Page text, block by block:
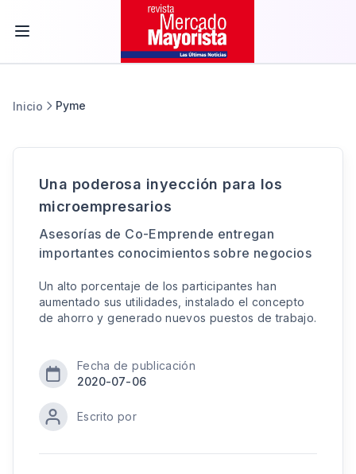
Inicio Pyme
Una poderosa inyección para los
microempresarios
Asesorías de Co-Emprende entregan
importantes conocimientos sobre negocios
Un alto porcentaje de los participantes han
aumentado sus utilidades, instalado el concepto
de ahorro y generado nuevos puestos de trabajo.
Fecha de publicación
2020-07-06
Escrito por